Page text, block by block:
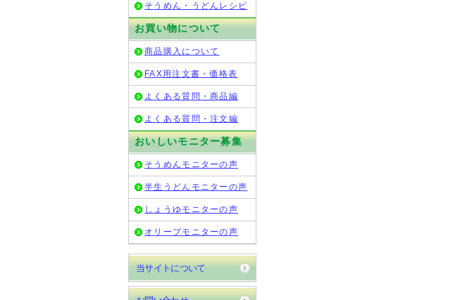
そうめん・うどんレシピ
お買い物について
商品購入について
FAX用注文書・価格表
よくある質問・商品編
よくある質問・注文編
おいしいモニター募集
そうめんモニターの声
半生うどんモニターの声
しょうゆモニターの声
オリーブモニターの声
当サイトについて